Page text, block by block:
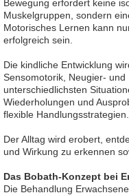
Bewegung erfordert keine
Muskelgruppen, sondern
Motorisches Lernen kann
erfolgreich sein.
Die kindliche Entwicklung
Sensomotorik, Neugier-
unterschiedlichsten
Wiederholungen und
flexible Handlungsstrategien.
Der Alltag wird erobert,
und Wirkung zu erkennen
Das Bobath-Konzept bei
Die Behandlung